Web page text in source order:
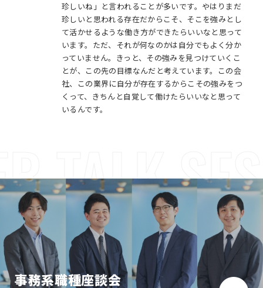
珍しいね」と言われることが多いです。やはりまだ
珍しいと思われる存在だからこそ、そこを強みとし
て活かせるような働き方ができたらいいなと思って
います。ただ、それが何なのかは自分でもよく分か
っていません。きっと、その強みを見つけていくこ
とが、この先の目標なんだと考えています。この会
社、この業界に自分が存在するからこその強みをつ
くって、きちんと自覚して働けたらいいなと思って
いるんです。
TALK
事務系職種座談会